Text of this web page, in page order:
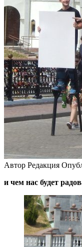
Автор Редакция
и чем нас будет